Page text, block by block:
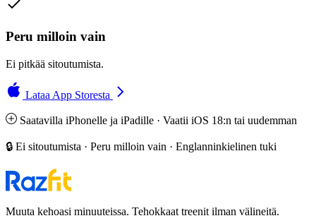
Peru milloin vain
Ei pitkää sitoutumista.
Lataa App Storesta
Saatavilla iPhonelle ja iPadille · Vaatii iOS 18:n tai uudemman
🔒 Ei sitoutumista · Peru milloin vain · Englanninkielinen tuki
Muuta kehoasi minuuteissa. Tehokkaat treenit ilman välineitä.